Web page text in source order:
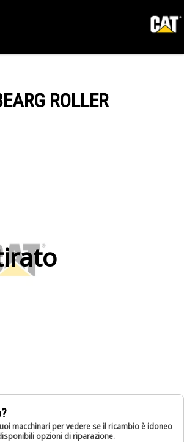
ROLLER
macchinari per vedere se il ricambio è idoneo
opzioni di riparazione.